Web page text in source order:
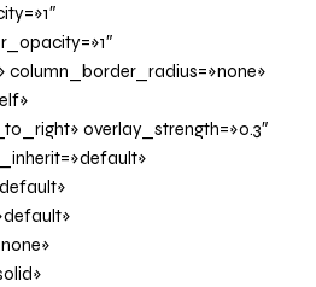
column_border_radius=»none»
overlay_strength=»0.3″